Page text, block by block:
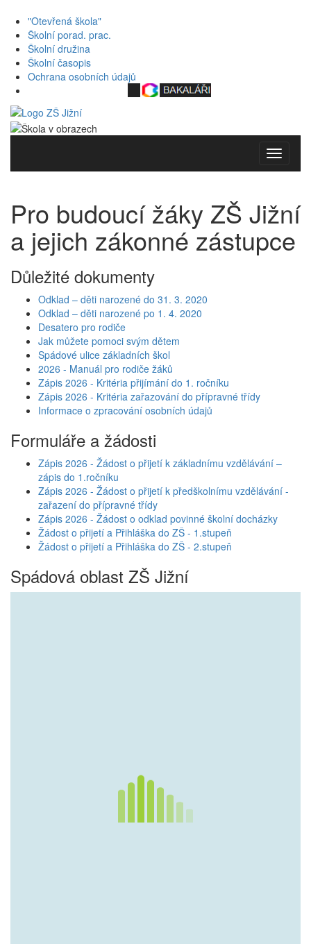
"Otevřená škola"
Školní porad. prac.
Školní družina
Školní časopis
Ochrana osobních údajů
Toggle
Pro budoucí žáky ZŠ Jižní
a jejich zákonné zástupce
Důležité dokumenty
Odklad – děti narozené do 31. 3. 2020
Odklad – děti narozené po 1. 4. 2020
Desatero pro rodiče
Jak můžete pomoci svým dětem
Spádové ulice základních škol
2026 - Manuál pro rodiče žáků
Zápis 2026 - Kritéria přijímání do 1. ročníku
Zápis 2026 - Kritéria zařazování do přípravné třídy
Informace o zpracování osobních údajů
Formuláře a žádosti
Zápis 2026 - Žádost o přijetí k základnímu vzdělávání –
zápis do 1.ročníku
Zápis 2026 - Žádost o přijetí k předškolnímu vzdělávání -
zařazení do přípravné třídy
Zápis 2026 - Žádost o odklad povinné školní docházky
Žádost o přijetí a Přihláška do ZŠ - 1.stupeň
Žádost o přijetí a Přihláška do ZŠ - 2.stupeň
Spádová oblast ZŠ Jižní